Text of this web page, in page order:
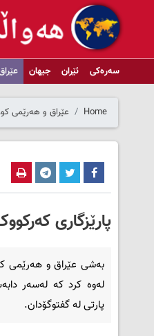
سەرەکی ئێران جیهان
Home عێراق و هەرێمی
پارێزگاری
به‌شی عێراق و هه‌رێمی
له‌وه‌ کرد که‌ له‌سه‌ر
پارتی له‌ گفتوگۆدان.